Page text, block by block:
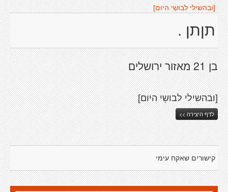
[ובהשילי לבושֵי היום]
תןתן .
בן 21 מאזור ירושלים
[ובהשילי לבושֵי היום]
לדף היצירה >>
קישורים שאקח עימי